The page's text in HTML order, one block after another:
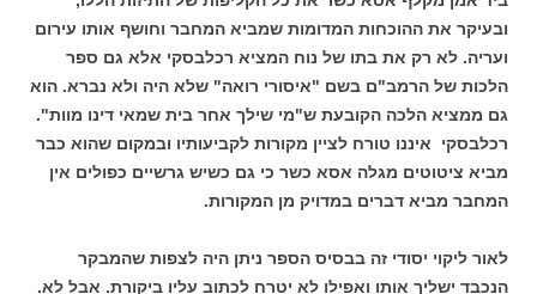
ובעיקר את ההוכחות המדומות שמביא המחבר וחושף אותו עירום
ועריה. לא רק את בתו של נוח המציא רכלבסקי אלא גם ספר
הלכות של הרמב"ם בשם "איסורי רואה" שלא היה ולא נברא. הוא
גם ממציא הלכה הקובעת ש"מי שילך אחר בית שמאי דינו מוות".
רכלבסקי איננו טורח לציין מקורות לקביעותיו ובמקום שהוא כבר
מביא ציטוטים מגלה אסא כשר כי גם כשיש גרשיים כפולים אין
המחבר מביא דברים במדויק מן המקורות.
לאור ליקוי יסודי זה בבסיס הספר ניתן היה לצפות שהמבקר
הנכבד ישליך אותו ואפילו לא יטרח לכתוב עליו ביקורת. אבל לא.